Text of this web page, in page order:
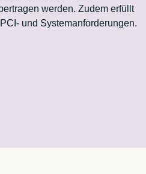
werden. Zudem erfüllt
und Systemanforderungen.